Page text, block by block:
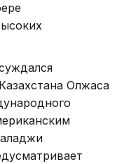
Олжаса